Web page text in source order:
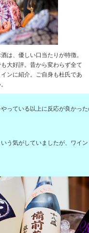
は、優しい口当たりが特徴。
大好評。昔から変わらず全て
ンに紹介。ご自身も杜氏であ
っている以上に反応が良かっ
う気がしていましたが、ワイ